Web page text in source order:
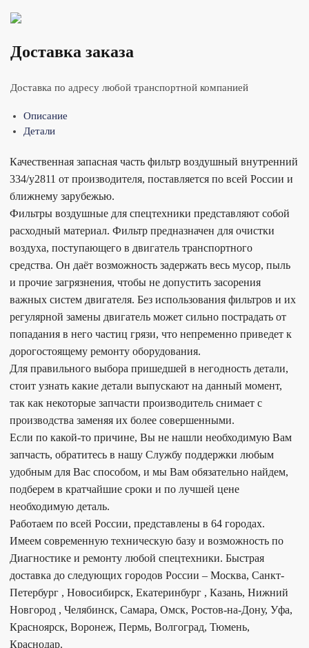
Доставка заказа
Доставка по адресу любой транспортной компанией
Описание
Детали
Качественная запасная часть фильтр воздушный внутренний
334/y2811 от производителя, поставляется по всей России и
ближнему зарубежью.
Фильтры воздушные для спецтехники представляют собой
расходный материал. Фильтр предназначен для очистки
воздуха, поступающего в двигатель транспортного
средства. Он даёт возможность задержать весь мусор, пыль
и прочие загрязнения, чтобы не допустить засорения
важных систем двигателя. Без использования фильтров и их
регулярной замены двигатель может сильно пострадать от
попадания в него частиц грязи, что непременно приведет к
дорогостоящему ремонту оборудования.
Для правильного выбора пришедшей в негодность детали,
стоит узнать какие детали выпускают на данный момент,
так как некоторые запчасти производитель снимает с
производства заменяя их более совершенными.
Если по какой-то причине, Вы не нашли необходимую Вам
запчасть, обратитесь в нашу Службу поддержки любым
удобным для Вас способом, и мы Вам обязательно найдем,
подберем в кратчайшие сроки и по лучшей цене
необходимую деталь.
Работаем по всей России, представлены в 64 городах.
Имеем современную техническую базу и возможность по
Диагностике и ремонту любой спецтехники. Быстрая
доставка до следующих городов России – Москва, Санкт-
Петербург , Новосибирск, Екатеринбург , Казань, Нижний
Новгород , Челябинск, Самара, Омск, Ростов-на-Дону, Уфа,
Красноярск, Воронеж, Пермь, Волгоград, Тюмень,
Краснодар.